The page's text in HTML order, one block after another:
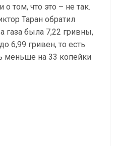
том, что это – не так.
Таран обратил
газа была 7,22 гривны,
6,99 гривен, то есть
меньше на 33 копейки